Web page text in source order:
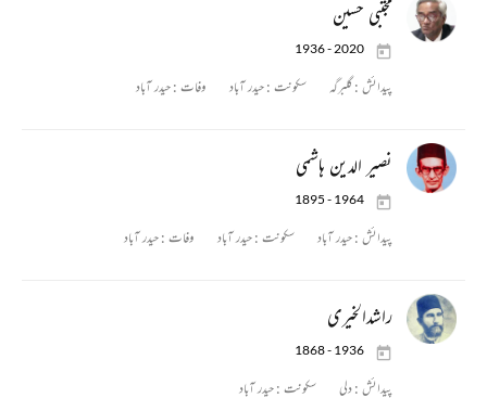
مجتبی حسین
1936 - 2020
پیدائش : گلبرگہ سکونت :حیدر آباد وفات :حیدر آباد
نصیر الدین ہاشمی
1895 - 1964
پیدائش :حیدر آباد سکونت :حیدر آباد وفات :حیدر آباد
راشدالخیری
1868 - 1936
پیدائش :دلی سکونت :حیدر آباد